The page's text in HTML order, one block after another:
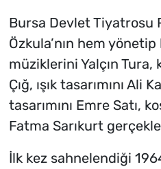
Bursa Devlet Tiyatrosu
Özkula’nın hem
müziklerini Yalçın
Çığ, ışık tasarımını Ali
tasarımını Emre Satı,
Fatma Sarıkurt
İlk kez sahnelendiği